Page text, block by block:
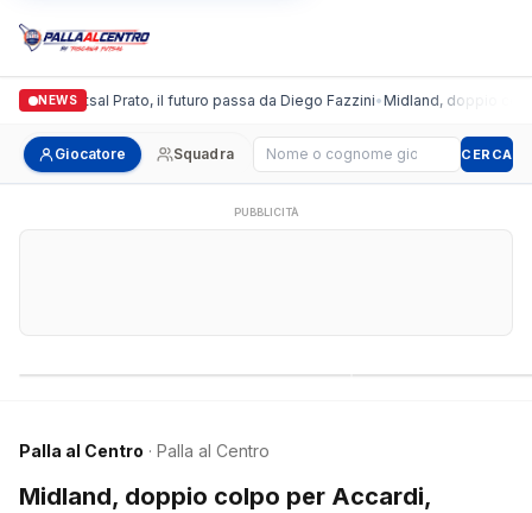
NEWS
Futsal Prato, il futuro passa da Diego Fazzini•Midland, doppio colpo
Giocatore Squadra Cerca giocatore CERCA
PUBBLICITÀ
Palla al Centro · Palla al Centro
Midland, doppio colpo per Accardi,